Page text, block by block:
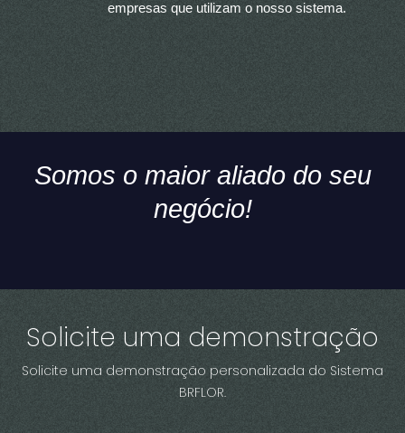
empresas que utilizam o nosso sistema.
Somos o maior aliado do seu
negócio!
Solicite uma demonstração
Solicite uma demonstração personalizada do Sistema
BRFLOR.